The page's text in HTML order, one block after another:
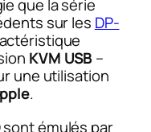
que la série
sur les DP-
KVM USB –
une utilisation
.
sont émulés par